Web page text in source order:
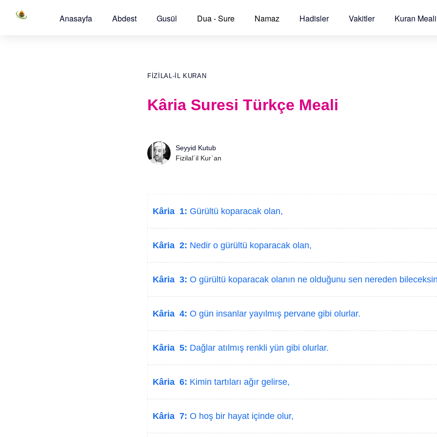
Anasayfa Abdest Gusül Dua - Sure Namaz Hadisler Vakitler Kuran Meali
FIZILAL-IL KURAN
Kâria Suresi Türkçe Meali
Seyyid Kutub
Fizilal´il Kur`an
Kâria 1: Gürültü koparacak olan,
Kâria 2: Nedir o gürültü koparacak olan,
Kâria 3: O gürültü koparacak olanın ne olduğunu sen nereden
Kâria 4: O gün insanlar yayılmış pervane gibi olurlar.
Kâria 5: Dağlar atılmış renkli yün gibi olurlar.
Kâria 6: Kimin tartıları ağır gelirse,
Kâria 7: O hoş bir hayat içinde olur,